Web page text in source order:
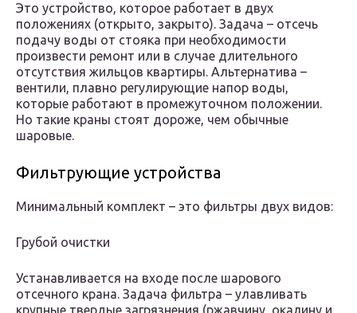
Это устройство, которое работает в двух
положениях (открыто, закрыто). Задача – отсечь
подачу воды от стояка при необходимости
произвести ремонт или в случае длительного
отсутствия жильцов квартиры. Альтернатива –
вентили, плавно регулирующие напор воды,
которые работают в промежуточном положении.
Но такие краны стоят дороже, чем обычные
шаровые.
Фильтрующие устройства
Минимальный комплект – это фильтры двух видов:
Грубой очистки
Устанавливается на входе после шарового
отсечного крана. Задача фильтра – улавливать
крупные твердые загрязнения (ржавчину, окалину и